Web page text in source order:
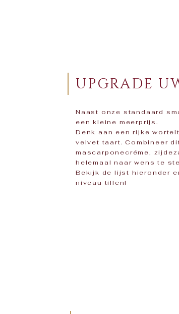
UPGRADE
Naast onze standaard
een kleine meerprijs.
Denk aan een rijke
velvet taart. Combineer
mascarponecréme,
helemaal naar wens te
Bekijk de lijst hieronder
niveau tillen!